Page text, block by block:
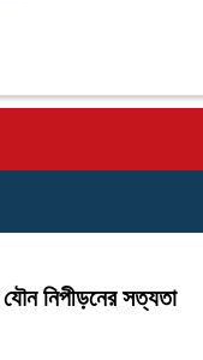
নিপীড়নের সত্যতা